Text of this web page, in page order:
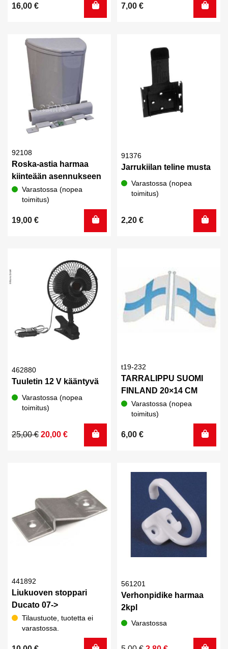
16,00 € 7,00 €
92108
Roska-astia harmaa
kiinteään asennukseen
Varastossa (nopea
toimitus)
19,00 €
91376
Jarrukiilan teline musta
Varastossa (nopea
toimitus)
2,20 €
462880
Tuuletin 12 V kääntyvä
Varastossa (nopea
toimitus)
25,00€
Alkuperäinen
20,00 €
Nykyinen
t19-232
TARRALIPPU SUOMI
FINLAND 20×14 CM
Varastossa (nopea
toimitus)
6,00 €
441892
Liukuoven stoppari
Ducato 07->
Tilaustuote, tuotetta ei
varastossa.
561201
Verhonpidike harmaa
2kpl
Varastossa